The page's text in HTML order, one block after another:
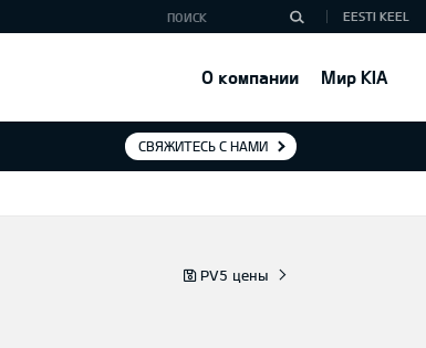
О компании Мир KIA
EESTI KEEL
СВЯЖИТЕСЬ С НАМИ
PV5 цены